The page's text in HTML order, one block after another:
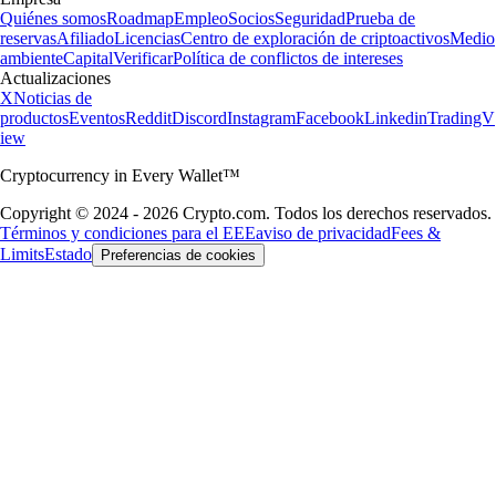
Quiénes somosRoadmapEmpleoSociosSeguridadPrueba de
reservasAfiliadoLicenciasCentro de exploración de criptoactivosMedio
ambienteCapitalVerificarPolítica de conflictos de intereses
Actualizaciones
XNoticias de
productosEventosRedditDiscordInstagramFacebookLinkedinTradingV
iew
Cryptocurrency in Every Wallet™
Copyright © 2024 - 2026 Crypto.com. Todos los derechos reservados.
Términos y condiciones para el EEEaviso de privacidadFees &
LimitsEstado Preferencias de cookies